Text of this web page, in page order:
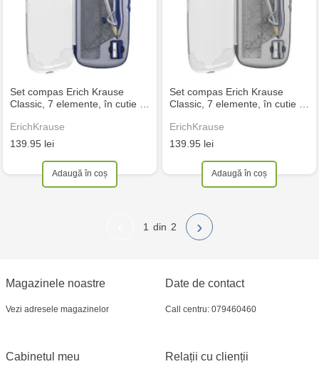
Set compas Erich Krause
Classic, 7 elemente, în cutie …
ErichKrause
139.95 lei
Adaugă în coș
Set compas Erich Krause
Classic, 7 elemente, în cutie …
ErichKrause
139.95 lei
Adaugă în coș
1 2 ›
Magazinele noastre
Vezi adresele magazinelor
Relații cu clienții
Cabinetul meu
Date de contact
Call centru: 079460460